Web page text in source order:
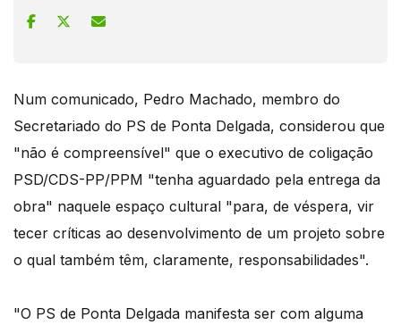
Num comunicado, Pedro Machado, membro do
Secretariado do PS de Ponta Delgada, considerou que
"não é compreensível" que o executivo de coligação
PSD/CDS-PP/PPM "tenha aguardado pela entrega da
obra" naquele espaço cultural "para, de véspera, vir
tecer críticas ao desenvolvimento de um projeto sobre
o qual também têm, claramente, responsabilidades".
"O PS de Ponta Delgada manifesta ser com alguma